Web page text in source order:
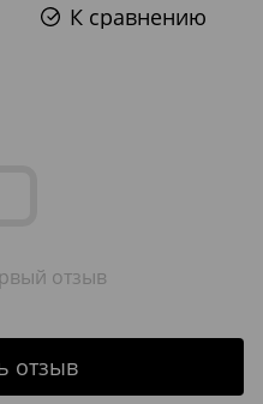
К сравнению
отзыв
отзыв